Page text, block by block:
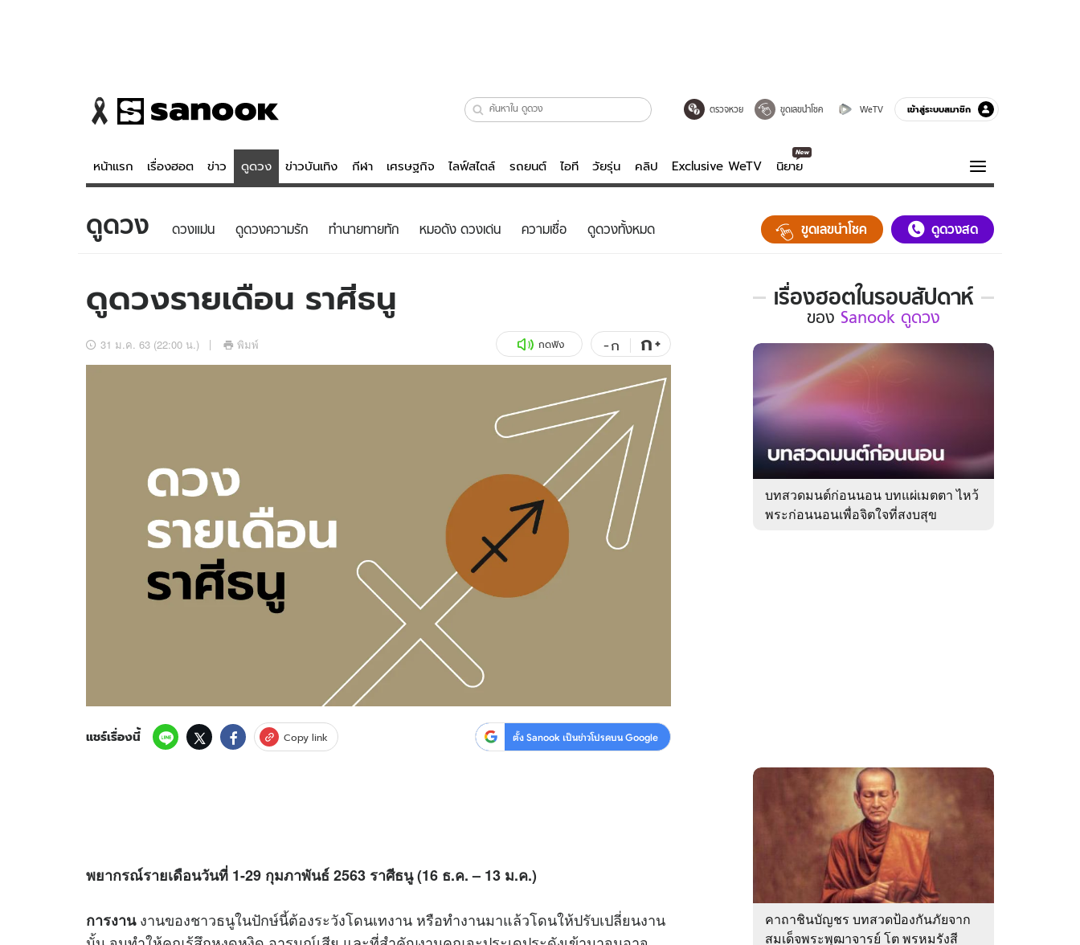
ตรวจหวย ขูดเลขนำโชค WeTV เข้าสู่ระบบสมาชิก
หน้าแรก เรื่องฮอต ข่าว ดูดวง ข่าวบันเทิง กีฬา เศรษฐกิจ ไลฟ์สไตล์ รถยนต์ ไอที วัยรุ่น คลิป Exclusive WeTV นิยาย
ข่าว
ข่าวบันเทิง
ดูดวง - ตรวจหวย
สถิติหวยไทย
ไลฟ์สไตล์
รถยนต์
เที่ยว-กิน
Tasteful Thailand
Sanook Choice
คลิป
พอดแคสต์
ดูทีวี
WeTV
ความรู้รอบตัว
ฮาวทู
ดาวน์โหลดสนุกแอปฟรี ติดตามสนุกโซเชียลได้ที่
สงวนลิขสิทธิ์ ©2569บริษัท อิมเมจ ฟิวเจอร์ (ประเทศไทย) จำกัด
ดูดวง ดวงแม่น ดูดวงความรัก ทํานายทายทัก หมอดัง ดวงเด่น ความเชื่อ ดูดวงทั้งหมด ขูดเลขนำโชค ดูดวงสด
ดูดวงรายเดือน ราศีธนู
31 ม.ค. 63 (22:00 น.) พิมพ์ กดฟัง -ก ก+
แชร์เรื่องนี้ Copy link ตั้ง Sanook เป็นข่าวโปรดบน Google
พยากรณ์รายเดือนวันที่ 1-29 กุมภาพันธ์ 2563 ราศีธนู (16 ธ.ค.– 13 ม.ค.)
การงานงานของชาวธนูในปักษ์นี้ต้องระวังโดนเทงาน หรือทำงานมาแล้วโดนให้ปรับเปลี่ยนงาน
เรื่องฮอตในรอบสัปดาห์
เรื่อง
ใน
รอบ
ของ
Sanook
ดูด
ของ Sanook ดูดวง
บทสวดมนต์ก่อนนอน บทแผ่เมตตา ไหว้
พระก่อนนอนเพื่อจิตใจที่สงบสุข
คาถาชินบัญชร บทสวดป้องกันภัยจาก
สมเด็จพระพุฒาจารย์ โต พรหมรังสี